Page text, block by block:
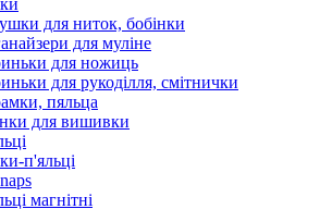
для ниток, бобінки
для муліне
для ножиць
для рукоділля, смітнички
пяльца
для вишивки
п'яльці
магнітні